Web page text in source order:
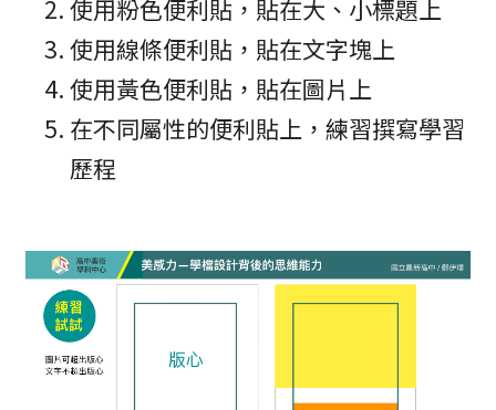
使用粉色便利貼，貼在大、小標題上
使用線條便利貼，貼在文字塊上
使用黃色便利貼，貼在圖片上
在不同屬性的便利貼上，練習撰寫學習
歷程